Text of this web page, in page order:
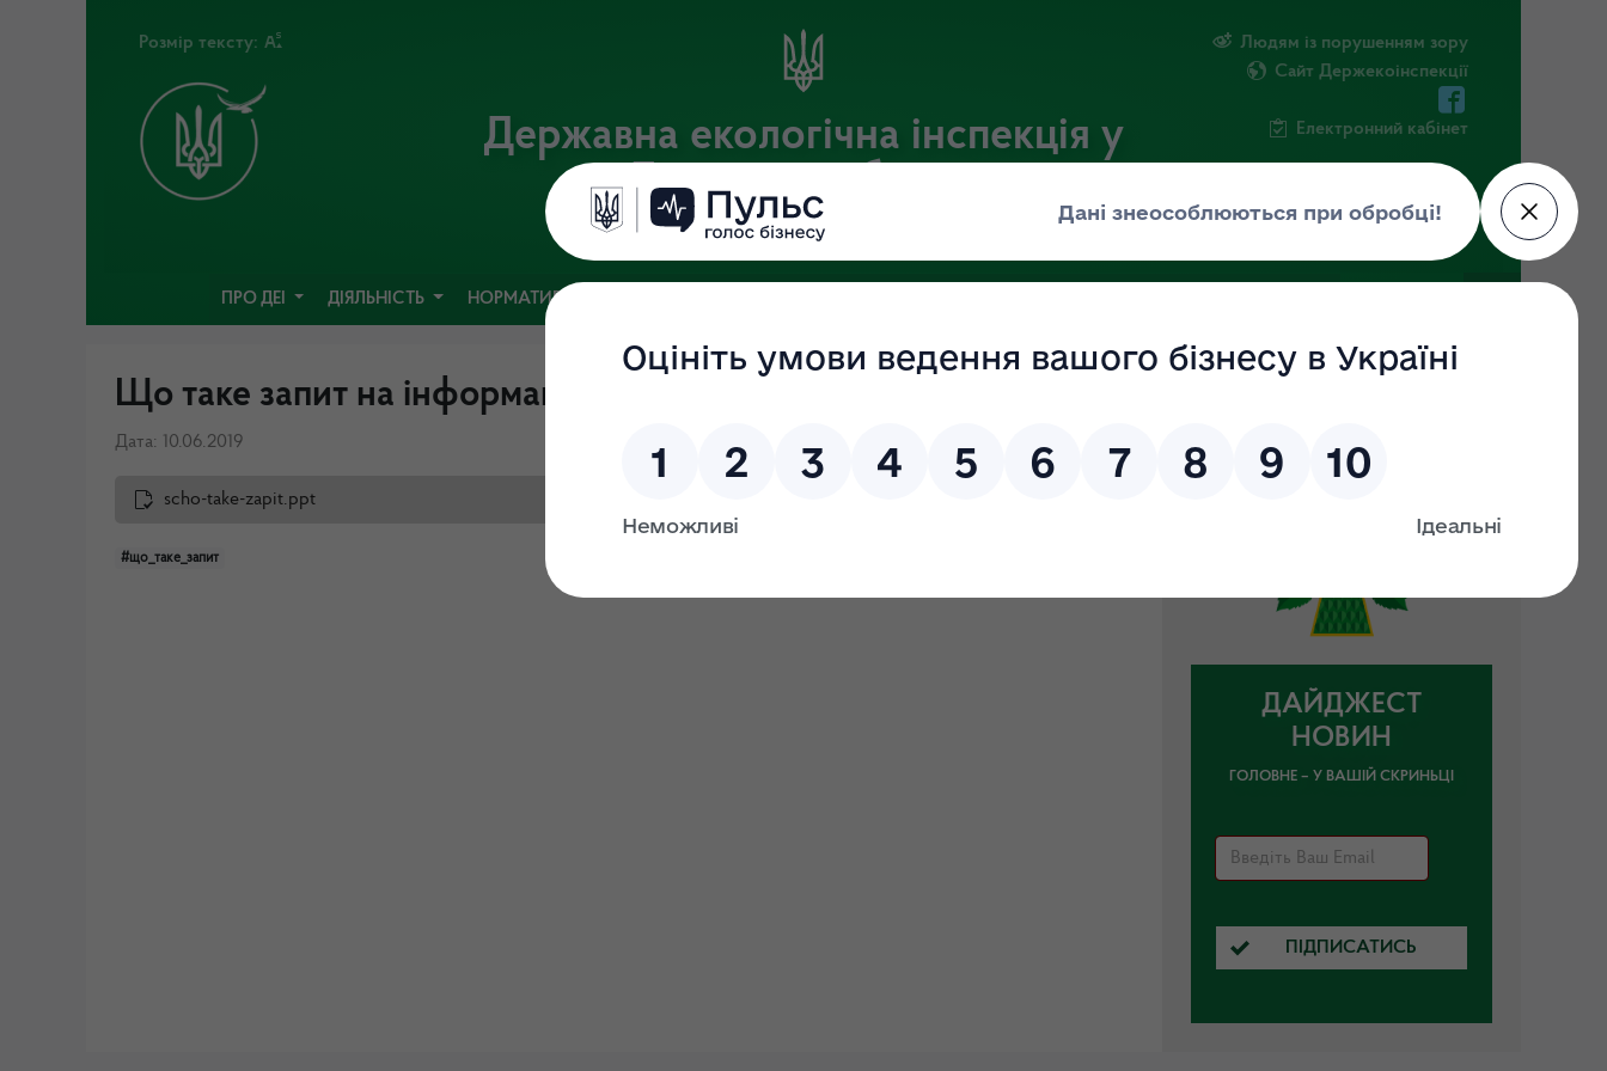
Розмір тексту:
Державна екологічна інспекція у
Львівській області
Офіційний веб-портал
Людям із порушенням зору
Сайт Держекоінспекції
Електронний кабінет
ПРО ДЕІ ДІЯЛЬНІСТЬ НОРМАТИВНА БАЗА
Що таке запит на інформацію
Дата: 10.06.2019
scho-take-zapit.ppt
#що_таке_запит
ДАЙДЖЕСТ
НОВИН
ГОЛОВНЕ – У ВАШІЙ СКРИНЬЦІ
ПІДПИСАТИСЬ